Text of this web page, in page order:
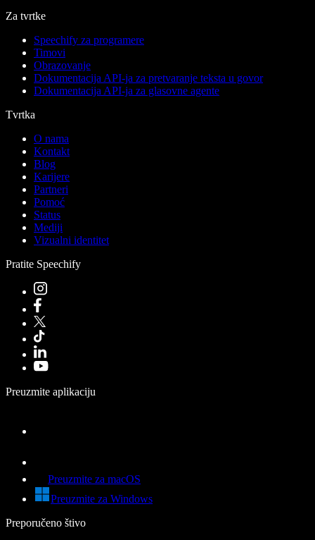
Za tvrtke
Speechify za programere
Timovi
Obrazovanje
Dokumentacija API-ja za pretvaranje teksta u govor
Dokumentacija API-ja za glasovne agente
Tvrtka
O nama
Kontakt
Blog
Karijere
Partneri
Pomoć
Status
Mediji
Vizualni identitet
Pratite Speechify
Preuzmite aplikaciju
Preuzmite za macOS
Preuzmite za Windows
Preporučeno štivo